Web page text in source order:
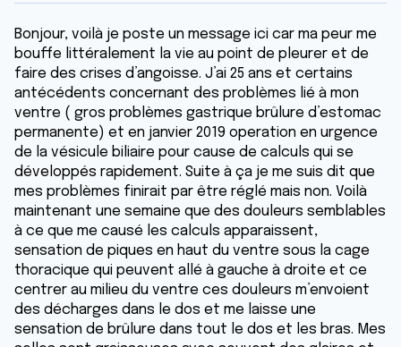
Bonjour, voilà je poste un message ici car ma peur me
bouffe littéralement la vie au point de pleurer et de
faire des crises d’angoisse. J’ai 25 ans et certains
antécédents concernant des problèmes lié à mon
ventre ( gros problèmes gastrique brûlure d’estomac
permanente) et en janvier 2019 operation en urgence
de la vésicule biliaire pour cause de calculs qui se
développés rapidement. Suite à ça je me suis dit que
mes problèmes finirait par être réglé mais non. Voilà
maintenant une semaine que des douleurs semblables
à ce que me causé les calculs apparaissent,
sensation de piques en haut du ventre sous la cage
thoracique qui peuvent allé à gauche à droite et ce
centrer au milieu du ventre ces douleurs m’envoient
des décharges dans le dos et me laisse une
sensation de brûlure dans tout le dos et les bras. Mes